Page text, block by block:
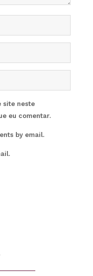
site neste
eu comentar.
by email.